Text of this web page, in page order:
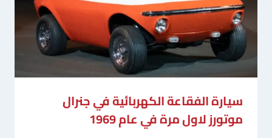
سيارة الفقاعة الكهربائية في جنرال
موتورز لاول مرة في عام 1969